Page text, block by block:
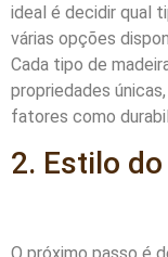
ideal é decidir qual
várias opções
Cada tipo de
propriedades
fatores como
2. Estilo do